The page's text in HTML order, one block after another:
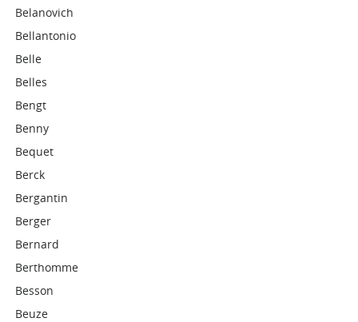
Belanovich
Bellantonio
Belle
Belles
Bengt
Benny
Bequet
Berck
Bergantin
Berger
Bernard
Berthomme
Besson
Beuze